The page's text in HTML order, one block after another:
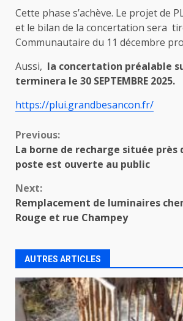
Cette phase s’achève. Le projet de
et le bilan de la concertation sera
Communautaire du 11 décembre
Aussi, la concertation préalable
terminera le 30 SEPTEMBRE 2025.
https://plui.grandbesancon.fr/
Continue
Reading
Previous:
La borne de recharge située près
poste est ouverte au public
Next:
Remplacement de luminaires
Rouge et rue Champey
AUTRES ARTICLES